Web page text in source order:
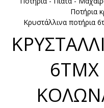
Ποτήρια
Κρυστάλλινα ποτήρια
6ΤΜΧ